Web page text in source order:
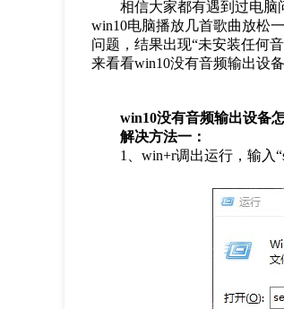
相信大家都有遇到过电脑问
win10电脑播放几首歌曲放松
问题，结果出现“未安装任何
来看看win10没有音频输出设
win10没有音频输出设备
解决方法一：
1、win+r调出运行，输入